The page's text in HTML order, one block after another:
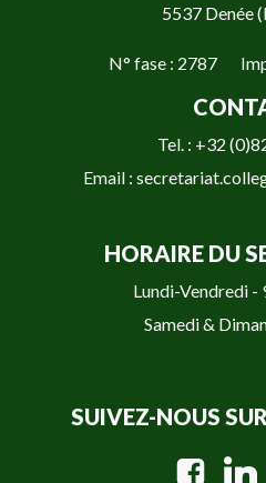
5537 Denée
N° fase : 2787
Tel. : +32
Email :
HORAIRE DU
Lundi-Vendredi -
Samedi &
SUIVEZ-NOUS